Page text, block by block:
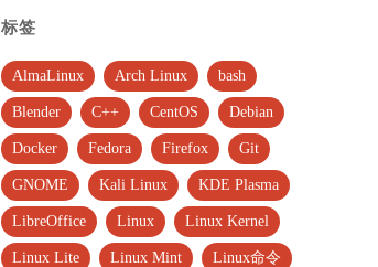
标签
AlmaLinux Arch Linux bash
Blender C++ CentOS Debian
Docker Fedora Firefox Git
GNOME Kali Linux KDE Plasma
LibreOffice Linux Linux Kernel
Linux Lite Linux Mint Linux命令